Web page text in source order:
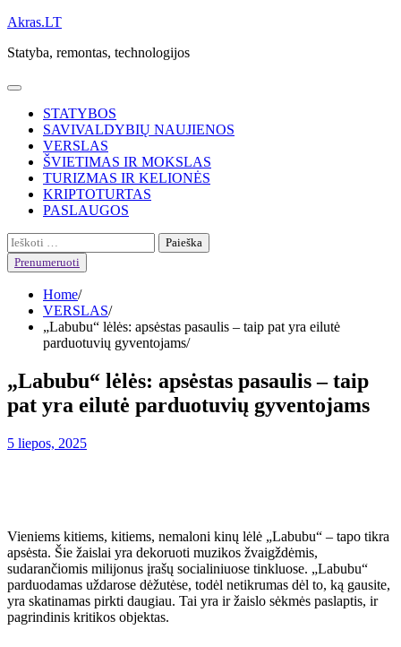
Skip
content
Akras.LT
Statyba, remontas, technologijos
STATYBOS
SAVIVALDYBIŲ NAUJIENOS
VERSLAS
ŠVIETIMAS IR MOKSLAS
TURIZMAS IR KELIONĖS
KRIPTOTURTAS
PASLAUGOS
Ieškoti:
Prenumeruoti
Home
VERSLAS
„Labubu“ lėlės: apsėstas pasaulis – taip pat yra eilutė
parduotuvių gyventojams
„Labubu“ lėlės: apsėstas pasaulis – taip
pat yra eilutė parduotuvių gyventojams
5 liepos, 2025
Vieniems kitiems, kitiems, nemaloni kinų lėlė „Labubu“ – tapo tikra
apsėsta. Šie žaislai yra dekoruoti muzikos žvaigždėmis,
sudarančiomis milijonus įrašų socialiniuose tinkluose. „Labubu“
parduodamas uždarose dėžutėse, todėl netikrumas dėl to, ką gausite,
yra skatinamas pirkti daugiau. Tai yra ir žaislo sėkmės paslaptis, ir
pagrindinis kritikos objektas.